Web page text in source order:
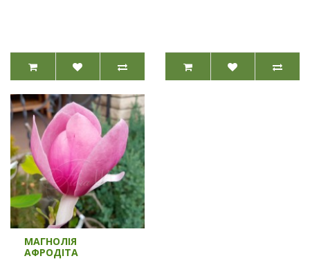
МАГНОЛІЯ
АФРОДІТА